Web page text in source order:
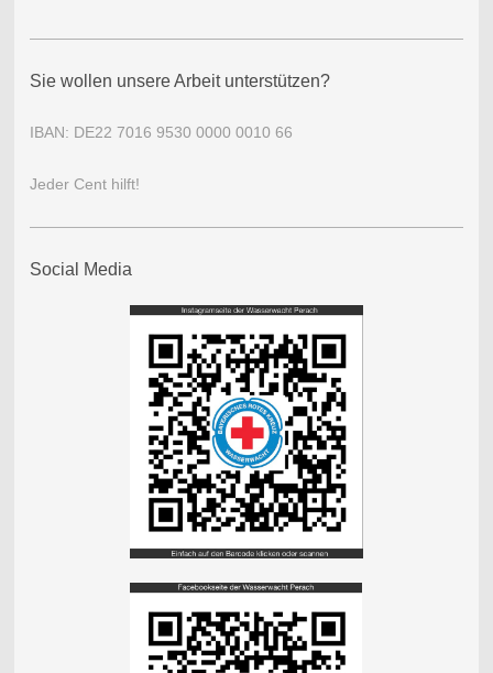
Sie wollen unsere Arbeit unterstützen?
IBAN: DE22 7016 9530 0000 0010 66
Jeder Cent hilft!
Social Media